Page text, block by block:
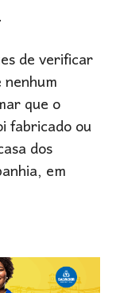
de verificar
que o
fabricado ou
dos
em